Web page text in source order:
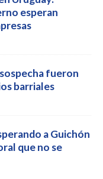
esperan
fueron
barriales
a Guichón
que no se